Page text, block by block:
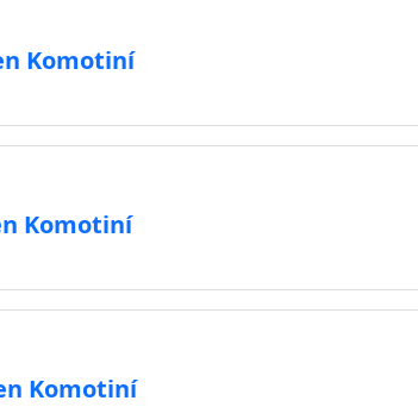
Komotiní
Komotiní
Komotiní